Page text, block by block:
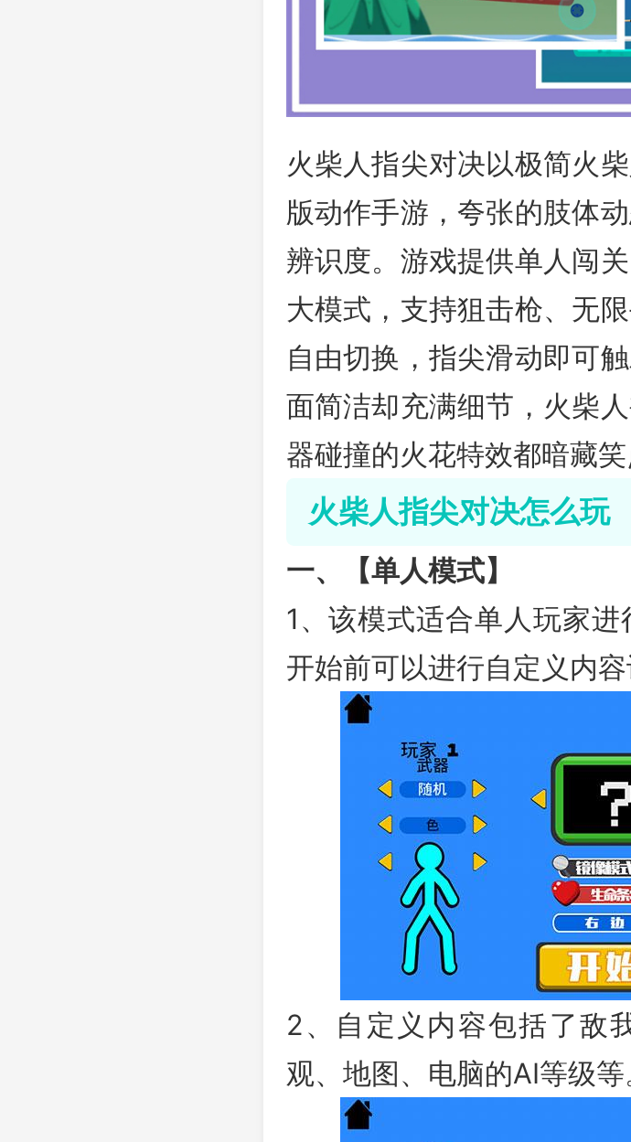
火柴人指尖对决以极简火
版动作手游，夸张的肢体
辨识度。游戏提供单人闯
大模式，支持狙击枪、无
自由切换，指尖滑动即可
面简洁却充满细节，火柴
器碰撞的火花特效都暗藏笑
火柴人指尖对决怎么玩
一、【单人模式】
1、该模式适合单人玩家进
开始前可以进行自定义内容
2、自定义内容包括了敌
观、地图、电脑的AI等级等